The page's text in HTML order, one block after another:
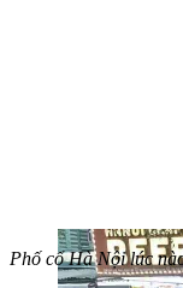
Phố cổ Hà Nội lúc